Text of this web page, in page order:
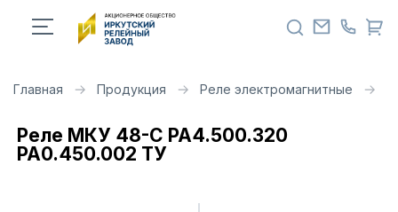
Главная Продукция Реле электромагнитные
Реле МКУ 48-С РА4.500.320
РА0.450.002 ТУ